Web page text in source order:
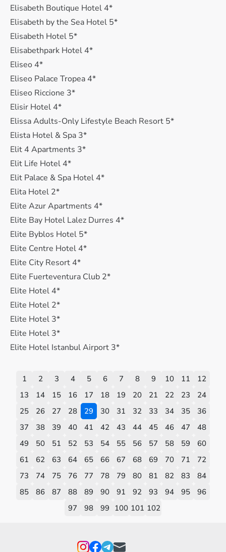
Elisabeth Boutique Hotel 4*
Elisabeth by the Sea Hotel 5*
Elisabeth Hotel 5*
Elisabethpark Hotel 4*
Eliseo 4*
Eliseo Palace Tropea 4*
Eliseo Riccione 3*
Elisir Hotel 4*
Elissa Adults-Only Lifestyle Beach Resort 5*
Elista Hotel & Spa 3*
Elit 4 Apartments 3*
Elit Life Hotel 4*
Elit Palace & Spa Hotel 4*
Elita Hotel 2*
Elite Azur Apartments 4*
Elite Bay Hotel Lalez Durres 4*
Elite Byblos Hotel 5*
Elite Centre Hotel 4*
Elite City Resort 4*
Elite Fuerteventura Club 2*
Elite Hotel 4*
Elite Hotel 2*
Elite Hotel 3*
Elite Hotel 3*
Elite Hotel Istanbul Airport 3*
1 2 3 4 5 6 7 8 9 10 11
12
13
14 15 16 17 18 19 20 21 22 23
24
25
26 27 28 29 30 31 32 33 34 35
36
37
38 39 40 41 42 43 44 45 46 47
48
49
50 51 52 53 54 55 56 57 58 59
60
61
62 63 64 65 66 67 68 69 70 71
72
73
74 75 76 77 78 79 80 81 82 83
84
85
86 87 88 89 90 91 92 93 94 95
96
97
98 99 100 101 102